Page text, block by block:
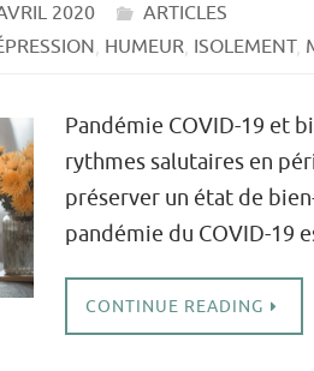
2020
ARTICLES
, HUMEUR, ISOLEMENT,
Pandémie COVID-19 et
rythmes salutaires en
préserver un état de
pandémie du COVID-19
CONTINUE READING